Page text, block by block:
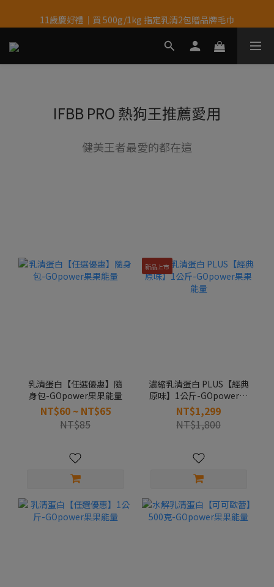
果果11歲慶｜App 下單享 5% 購物金回饋
11歲慶好禮｜買 500g/1kg 指定乳清2包贈品牌毛巾
果果11歲慶｜App 下單享 5% 購物金回饋
IFBB PRO 熱狗王推薦愛用
健美王者最愛的都在這
乳清蛋白【任選優惠】隨
身包-GOpower果果能量
NT$60 ~ NT$65
NT$85
新品上市
濃縮乳清蛋白 PLUS【經典
原味】1公斤-GOpower果
果能量
NT$1,299
NT$1,800